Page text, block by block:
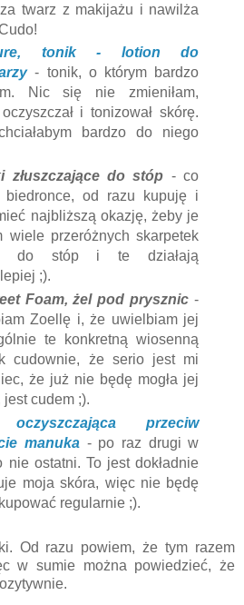
twarz z makijażu i nawilża
tonik - lotion do
- tonik, o którym bardzo
Nic się nie zmieniłam,
i tonizował skórę.
bardzo do niego
złuszczające do stóp - co
od razu kupuję i
najbliższą okazję, żeby je
wiele przeróżnych skarpetek
do stóp i te działają
;).
Foam, żel pod prysznic -
Zoellę i, że uwielbiam jej
te konkretną wiosenną
cudownie, że serio jest mi
że już nie będę mogła jej
jest cudem ;).
przeciw
manuka- po raz drugi w
ostatni. To jest dokładnie
moja skóra, więc nie będę
regularnie ;).
Od razu powiem, że tym razem
w sumie można powiedzieć, że